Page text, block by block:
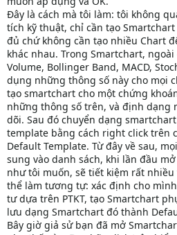
Đây là cách mà tôi làm: tôi không
tích kỹ thuật, chỉ cần tạo
đủ chứ không cần tạo nhiều Chart
khác nhau. Trong Smartchart,
Volume, Bollinger Band, MACD,
dụng những thông số này cho mọi
tạo smartchart cho một chứng
những thông số trên, và định dạng
dõi. Sau đó chuyển dạng
template bằng cách right click trên
Default Template. Từ đây về sau,
sung vào danh sách, khi lần đầu
như tôi muốn, sẽ tiết kiệm rất nhiều
thể làm tương tự: xác định cho
tư dựa trên PTKT, tạo Smartchart
lưu dạng Smartchart đó thành
Bây giờ giả sử bạn đã mở